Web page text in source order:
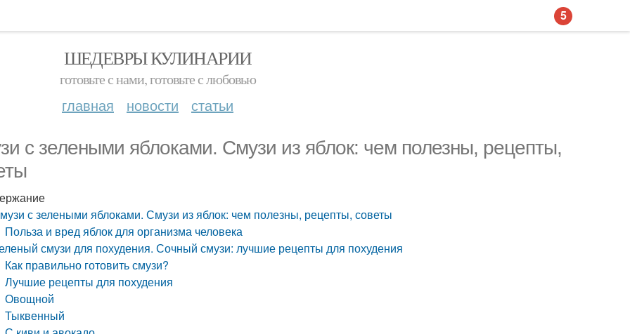
ШЕДЕВРЫ КУЛИНАРИИ
готовьте с нами, готовьте с любовью
главная новости статьи
с зелеными яблоками. Смузи из яблок: чем полезны, рецепты,
с зелеными яблоками. Смузи из яблок: чем полезны, рецепты, советы
Польза и вред яблок для организма человека
смузи для похудения. Сочный смузи: лучшие рецепты для похудения
Как правильно готовить смузи?
Лучшие рецепты для похудения
Овощной
Тыквенный
5